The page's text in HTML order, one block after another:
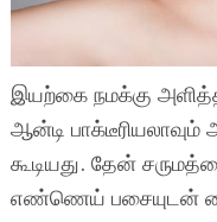
இயற்கை நமக்கு
ஆன்டி பாக்டீரியலாவும்
கூடியது. தேன்
எண்ணெய் பசையுடன்